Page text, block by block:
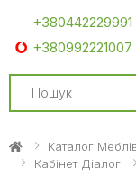
+380442229991
+380992221007
Search
Каталог
Кабінет Діалог